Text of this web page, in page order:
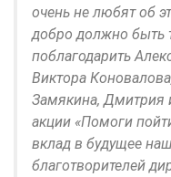
очень не любят об
добро должно быть
поблагодарить
Виктора
Замякина, Дмитрия
акции «Помоги
вклад в будущее
благотворителей